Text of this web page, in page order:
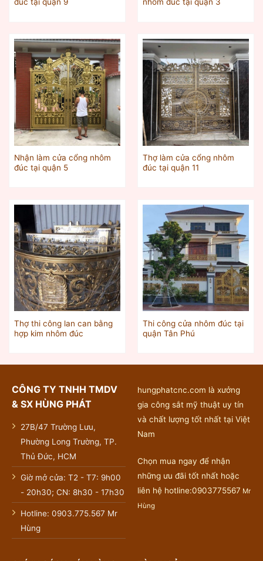
đúc tại quận 9
nhôm đúc tại quận 3
Nhận làm cửa cổng nhôm
đúc tại quận 5
Thợ làm cửa cổng nhôm
đúc tại quận 11
Thợ thi công lan can bằng
hợp kim nhôm đúc
Thi công cửa nhôm đúc tại
quận Tân Phú
CÔNG TY TNHH TMDV
& SX HÙNG PHÁT
27B/47 Trường Lưu,
Phường Long Trường, TP.
Thủ Đức, HCM
Giờ mở cửa: T2 - T7: 9h00
- 20h30; CN: 8h30 - 17h30
Hotline: 0903.775.567 Mr
Hùng
hungphatcnc.com là xưởng
gia công sắt mỹ thuật uy tín
và chất lượng tốt nhất tại Việt
Nam
Chọn mua ngay để nhận
những ưu đãi tốt nhất hoặc
liên hệ hotline:0903775567 Mr
Hùng